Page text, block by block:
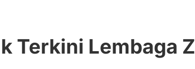
Terkini Lembaga